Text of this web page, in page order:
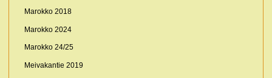
Marokko 2018
Marokko 2024
Marokko 24/25
Meivakantie 2019